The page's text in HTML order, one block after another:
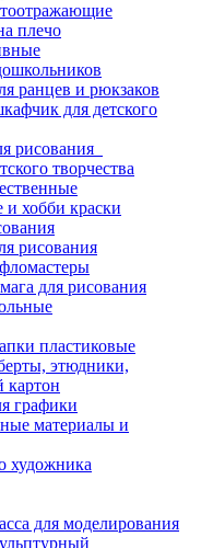
плечо
ранцев и рюкзаков
для детского
рисования
творчества
и хобби краски
рисования
для рисования
пластиковые
этюдники,
картон
графики
материалы и
художника
для моделирования